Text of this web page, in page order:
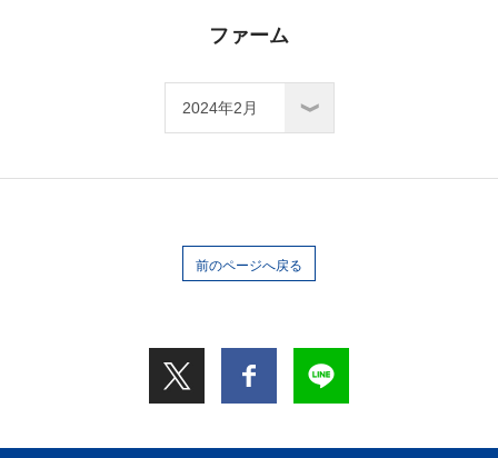
ファーム
前のページへ戻る